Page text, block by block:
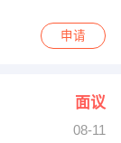
申请
面议
08-11